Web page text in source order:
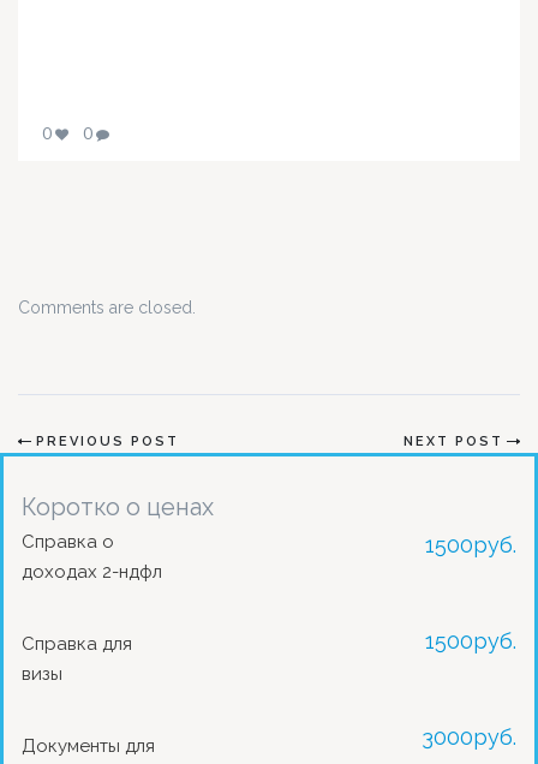
0 0
Comments are closed.
PREVIOUS POST NEXT POST
Коротко о ценах
Справка о
доходах 2-ндфл
Справка для
визы
Документы для
1500руб.
1500руб.
3000руб.